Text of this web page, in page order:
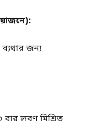
ব্যথার জন্য